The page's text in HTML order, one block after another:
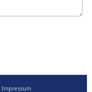
Impressum